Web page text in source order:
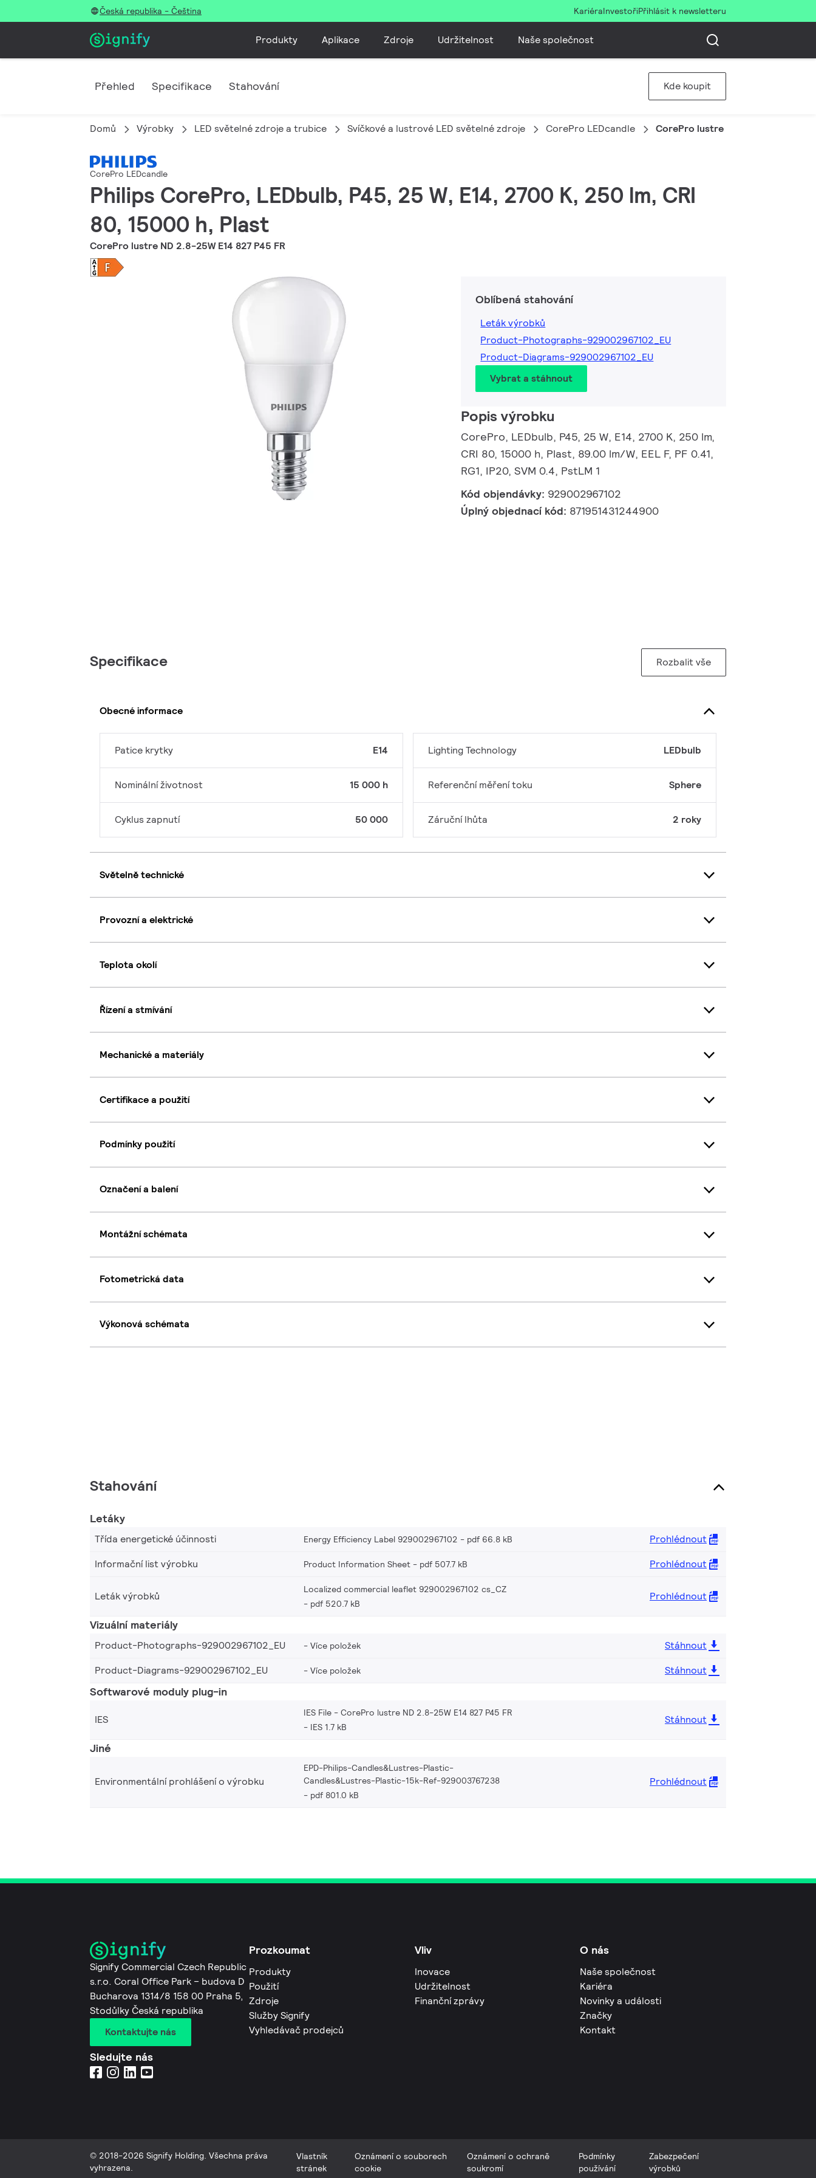
Česká republika - Čeština KariéraInvestořiPřihlásit k newsletteru
Produkty Aplikace Zdroje Udržitelnost Naše společnost
Přehled Specifikace Stahování Kde koupit
Domů Výrobky LED světelné zdroje a trubice Svíčkové a lustrové LED světelné zdroje CorePro LEDcandle CorePro lustre ND 2.8-25W E14
CorePro LEDcandle
Philips CorePro, LEDbulb, P45, 25 W, E14, 2700 K, 250 lm, CRI
80, 15000 h, Plast
CorePro lustre ND 2.8-25W E14 827 P45 FR
Oblíbená stahování
Leták výrobků
Product-Photographs-929002967102_EU
Product-Diagrams-929002967102_EU
Vybrat a stáhnout
Popis výrobku
CorePro, LEDbulb, P45, 25 W, E14, 2700 K, 250 lm,
CRI 80, 15000 h, Plast, 89.00 lm/W, EEL F, PF 0.41,
RG1, IP20, SVM 0.4, PstLM 1
Kód objendávky: 929002967102
Úplný objednací kód: 871951431244900
Specifikace Rozbalit vše
Obecné informace
Patice krytky E14
Nominální životnost 15 000 h
Cyklus zapnutí 50 000
Lighting Technology LEDbulb
Referenční měření toku Sphere
Záruční lhůta 2 roky
Světelně technické
Provozní a elektrické
Teplota okolí
Řízení a stmívání
Mechanické a materiály
Certifikace a použití
Podmínky použití
Označení a balení
Montážní schémata
Fotometrická data
Výkonová schémata
Stahování
Letáky
Třída energetické účinnosti Energy Efficiency Label 929002967102 pdf 66.8 kB
Prohlédnout
Informační list výrobku
Product Information Sheet pdf 507.7 kB Prohlédnout
Leták výrobků
Localized commercial leaflet 929002967102 cs_CZ
pdf 520.7 kB
Prohlédnout
Vizuální materiály
Product-Photographs-929002967102_EU Více položek
Stáhnout
Product-Diagrams-929002967102_EU
Více položek Stáhnout
Softwarové moduly plug-in
IES
IES File - CorePro lustre ND 2.8-25W E14 827 P45 FR
IES 1.7 kB
Stáhnout
Jiné
Environmentální prohlášení o výrobku
EPD-Philips-Candles&Lustres-Plastic-
Candles&Lustres-Plastic-15k-Ref-929003767238
pdf 801.0 kB
Prohlédnout
Signify Commercial Czech Republic
s.r.o. Coral Office Park – budova D
Bucharova 1314/8 158 00 Praha 5,
Stodůlky Česká republika
Kontaktujte nás
Sledujte nás
Prozkoumat
Produkty
Použití
Zdroje
Služby Signify
Vyhledávač prodejců
Vliv
Inovace
Udržitelnost
Finanční zprávy
O nás
Naše společnost
Kariéra
Novinky a události
Značky
Kontakt
© 2018-2026 Signify Holding. Všechna práva
vyhrazena.
Vlastník
stránek
Oznámení o souborech
cookie
Oznámení o ochraně
soukromí
Podmínky
používání
Zabezpečení
výrobků